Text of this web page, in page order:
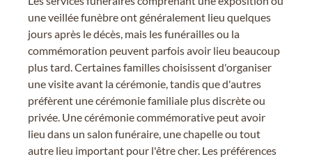
une veillée funèbre ont généralement lieu quelques
jours après le décès, mais les funérailles ou la
commémoration peuvent parfois avoir lieu beaucoup
plus tard. Certaines familles choisissent d'organiser
une visite avant la cérémonie, tandis que d'autres
préfèrent une cérémonie familiale plus discrète ou
privée. Une cérémonie commémorative peut avoir
lieu dans un salon funéraire, une chapelle ou tout
autre lieu important pour l'être cher. Les préférences